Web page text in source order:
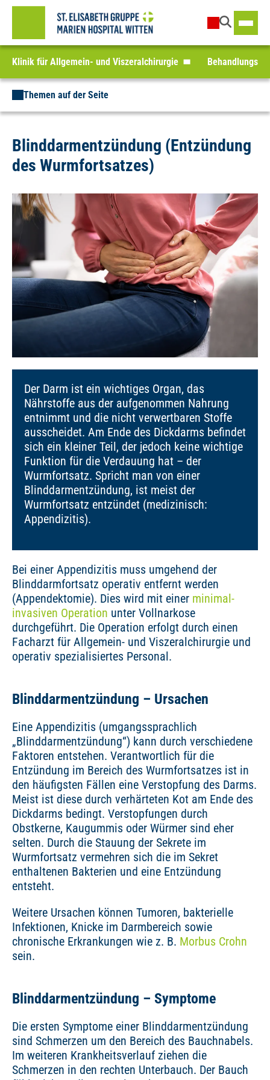
Klinik für Allgemein- und Viszeralchirurgie
Themen auf der Seite
Blinddarmentzündung (Entzündung
des Wurmfortsatzes)
Der Darm ist ein wichtiges Organ, das
Nährstoffe aus der aufgenommen Nahrung
entnimmt und die nicht verwertbaren Stoffe
ausscheidet. Am Ende des Dickdarms befindet
sich ein kleiner Teil, der jedoch keine wichtige
Funktion für die Verdauung hat – der
Wurmfortsatz. Spricht man von einer
Blinddarmentzündung, ist meist der
Wurmfortsatz entzündet (medizinisch:
Appendizitis).
Bei einer Appendizitis muss umgehend der
Blinddarmfortsatz operativ entfernt werden
(Appendektomie). Dies wird mit einer minimal-
invasiven Operation unter Vollnarkose
durchgeführt. Die Operation erfolgt durch einen
Facharzt für Allgemein- und Viszeralchirurgie und
operativ spezialisiertes Personal.
Blinddarmentzündung – Ursachen
Eine Appendizitis (umgangssprachlich
„Blinddarmentzündung“) kann durch verschiedene
Faktoren entstehen. Verantwortlich für die
Entzündung im Bereich des Wurmfortsatzes ist in
den häufigsten Fällen eine Verstopfung des Darms.
Meist ist diese durch verhärteten Kot am Ende des
Dickdarms bedingt. Verstopfungen durch
Obstkerne, Kaugummis oder Würmer sind eher
selten. Durch die Stauung der Sekrete im
Wurmfortsatz vermehren sich die im Sekret
enthaltenen Bakterien und eine Entzündung
entsteht.
Weitere Ursachen können Tumoren, bakterielle
Infektionen, Knicke im Darmbereich sowie
chronische Erkrankungen wie z. B. Morbus Crohn
sein.
Blinddarmentzündung – Symptome
Die ersten Symptome einer Blinddarmentzündung
sind Schmerzen um den Bereich des Bauchnabels.
Im weiteren Krankheitsverlauf ziehen die
Schmerzen in den rechten Unterbauch. Der Bauch